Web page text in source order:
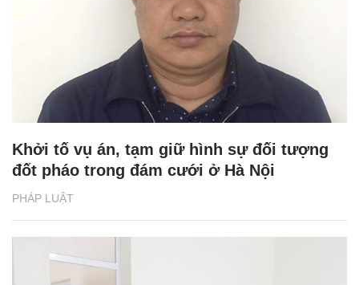
PHÁP LUẬT
Khởi tố vụ án, tạm giữ hình sự đối tượng
đốt pháo trong đám cưới ở Hà Nội